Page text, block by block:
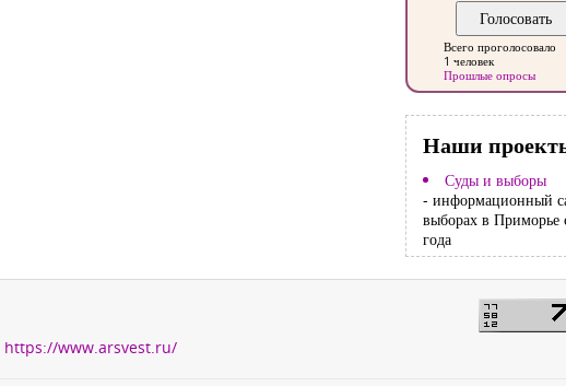
Всего проголосовало
1 человек
Прошлые опросы
Наши
Суды и выборы
- информационный
выборах в Приморье
года
https://www.arsvest.ru/